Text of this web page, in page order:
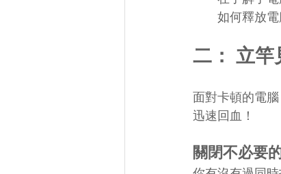
如何釋放
二： 立竿
面對卡頓的電
迅速回血！
關閉不必要